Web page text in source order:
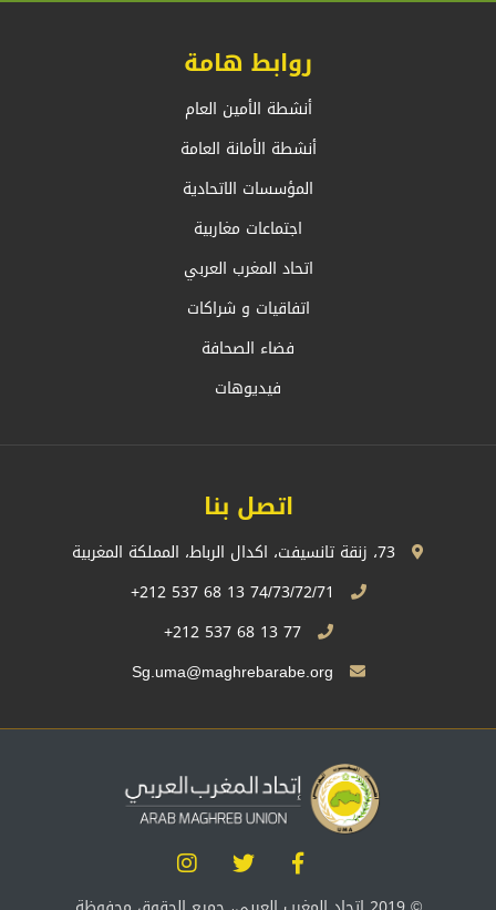
روابط هامة
أنشطة الأمين العام
أنشطة الأمانة العامة
المؤسسات الاتحادية
اجتماعات مغاربية
اتحاد المغرب العربي
اتفاقيات و شراكات
فضاء الصحافة
فيديوهات
اتصل بنا
77 13 68 537 212+